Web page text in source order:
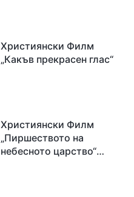
Християнски Филм
„Какъв прекрасен глас“
Християнски Филм
„Пиршеството на
небесното царство“